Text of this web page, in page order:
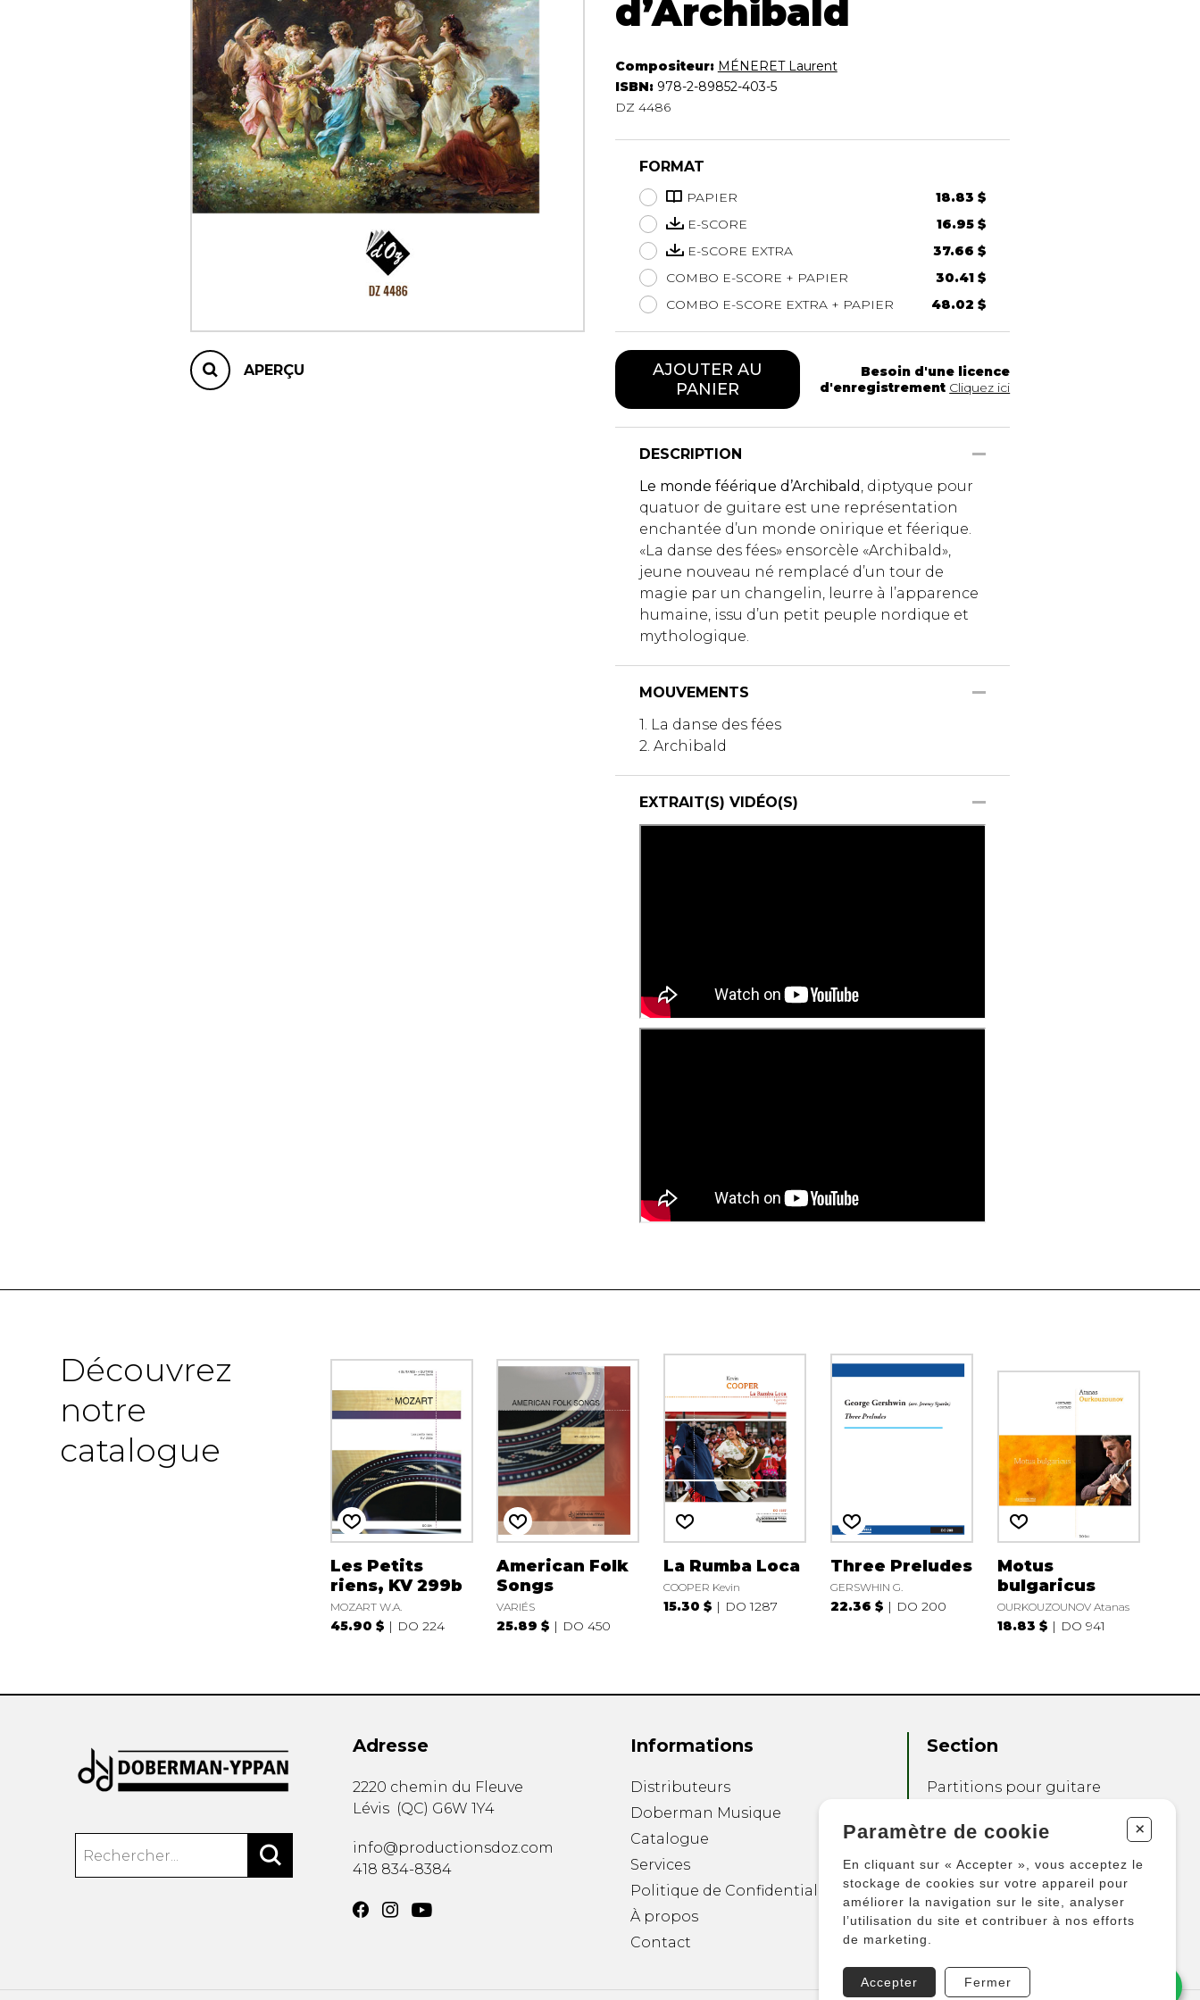
Hautbois
Orgue
Saxophone
Trombone
Tuba
Ukulélé
Violon
Violoncelle
APERÇU
d’Archibald
Compositeur: MÉNERET Laurent
ISBN: 978-2-89852-403-5
DZ 4486
FORMAT
PAPIER
18.83 $
E-SCORE
16.95 $
E-SCORE EXTRA
37.66 $
COMBO E-SCORE + PAPIER
30.41 $
COMBO E-SCORE EXTRA + PAPIER
48.02 $
AJOUTER AU
PANIER
Besoin d'une licence
d'enregistrement Cliquez ici
DESCRIPTION
Le monde féérique d’Archibald , diptyque pour
quatuor de guitare est une représentation
enchantée d’un monde onirique et féerique.
«La danse des fées» ensorcèle «Archibald»,
jeune nouveau né remplacé d’un tour de
magie par un changelin, leurre à l’apparence
humaine, issu d’un petit peuple nordique et
mythologique.
MOUVEMENTS
1. La danse des fées
2. Archibald
EXTRAIT(S) VIDÉO(S)
Découvrez
notre
catalogue
Les Petits
riens, KV 299b
MOZART W.A.
45.90 $ DO 224
American Folk
Songs
VARIÉS
25.89 $ DO 450
La Rumba Loca
COOPER Kevin
15.30 $ DO 1287
Three Preludes
GERSWHIN G.
22.36 $ DO 200
Motus
bulgaricus
OURKOUZOUNOV Atanas
18.83 $ DO 941
Adresse
2220 chemin du Fleuve
Lévis (QC) G6W 1Y4
info@productionsdoz.com
418 834-8384
Informations
Distributeurs
Doberman Musique
Catalogue
Services
Politique de Confidentialité
À propos
Contact
Section
Partitions pour guitare
instruments
Partitions pour
ensembles
Autres produits
Paramètre de cookie +
En cliquant sur « Accepter », vous acceptez le
stockage de cookies sur votre appareil pour
améliorer la navigation sur le site, analyser
l’utilisation du site et contribuer à nos efforts
de marketing.
Accepter Fermer